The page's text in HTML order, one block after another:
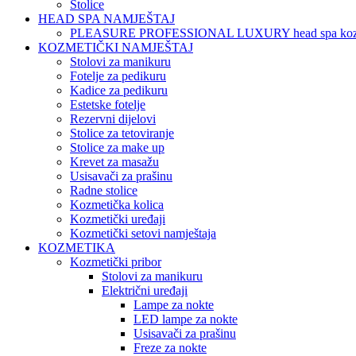
Stolice
HEAD SPA NAMJEŠTAJ
PLEASURE PROFESSIONAL LUXURY head spa
KOZMETIČKI NAMJEŠTAJ
Stolovi za manikuru
Fotelje za pedikuru
Kadice za pedikuru
Estetske fotelje
Rezervni dijelovi
Stolice za tetoviranje
Stolice za make up
Krevet za masažu
Usisavači za prašinu
Radne stolice
Kozmetička kolica
Kozmetički uređaji
Kozmetički setovi namještaja
KOZMETIKA
Kozmetički pribor
Stolovi za manikuru
Električni uređaji
Lampe za nokte
LED lampe za nokte
Usisavači za prašinu
Freze za nokte